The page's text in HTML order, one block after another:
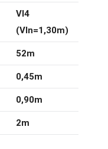
VI4
(VIn=1,30m)
52m
0,45m
0,90m
2m